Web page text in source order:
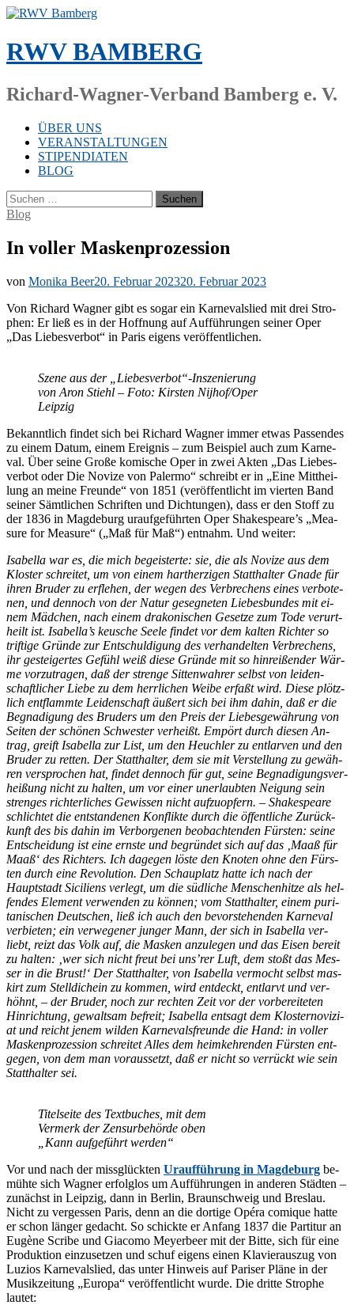
Zum
springen
RWV BAMBERG
Richard-Wagner-Verband Bamberg e. V.
ÜBER UNS
VERANSTALTUNGEN
STIPENDIATEN
BLOG
Suchen
nach:
Blog
In voller Maskenprozession
von Monika Beer20. Februar 202320. Februar 2023
Von Ri­chard Wag­ner gibt es so­gar ein Kar­ne­vals­lied mit drei Stro­
phen: Er ließ es in der Hoff­nung auf Auf­füh­run­gen sei­ner Oper
„Das Lie­bes­ver­bot“ in Pa­ris ei­gens veröffentlichen.
Sze­ne aus der „Liebesverbot“-Inszenierung
von Aron Stiehl – Foto: Kirs­ten Nijhof/​Oper
Leipzig
Be­kannt­lich fin­det sich bei Ri­chard Wag­ner im­mer et­was Pas­sen­des
zu ei­nem Da­tum, ei­nem Er­eig­nis – zum Bei­spiel auch zum Kar­ne­
val. Über sei­ne Gro­ße ko­mi­sche Oper in zwei Ak­ten „Das Lie­bes­
ver­bot oder Die No­vi­ze von Pa­ler­mo“ schreibt er in „Eine Mitt­hei­
lung an mei­ne Freun­de“ von 1851 (ver­öf­fent­licht im vier­ten Band
sei­ner Sämt­li­chen Schrif­ten und Dich­tun­gen), dass er den Stoff zu
der 1836 in Mag­de­burg ur­auf­ge­führ­ten Oper Shakespeare’s „Me­a­
su­re for Me­a­su­re“ („Maß für Maß“) ent­nahm. Und weiter:
Isa­bel­la war es, die mich be­geis­ter­te: sie, die als No­vi­ze aus dem
Klos­ter schrei­tet, um von ei­nem hart­her­zi­gen Statt­hal­ter Gna­de für
ih­ren Bru­der zu er­fle­hen, der we­gen des Ver­bre­chens ei­nes ver­bo­te­
nen, und den­noch von der Na­tur ge­seg­ne­ten Lie­bes­bun­des mit ei­
nem Mäd­chen, nach ei­nem dra­ko­ni­schen Ge­set­ze zum Tode ver­urt­
heilt ist. Isabella’s keu­sche See­le fin­det vor dem kal­ten Rich­ter so
trif­ti­ge Grün­de zur Ent­schul­di­gung des ver­han­del­ten Ver­bre­chens,
ihr ge­stei­ger­tes Ge­fühl weiß die­se Grün­de mit so hin­rei­ßen­der Wär­
me vor­zu­tra­gen, daß der stren­ge Sit­ten­wah­rer selbst von lei­den­
schaft­li­cher Lie­be zu dem herr­li­chen Wei­be er­faßt wird. Die­se plötz­
lich ent­flamm­te Lei­den­schaft äu­ßert sich bei ihm da­hin, daß er die
Be­gna­di­gung des Bru­ders um den Preis der Lie­bes­ge­wäh­rung von
Sei­ten der schö­nen Schwes­ter ver­heißt. Em­pört durch die­sen An­
trag, greift Isa­bel­la zur List, um den Heuch­ler zu ent­lar­ven und den
Bru­der zu ret­ten. Der Statt­hal­ter, dem sie mit Ver­stel­lung zu ge­wäh­
ren ver­spro­chen hat, fin­det den­noch für gut, sei­ne Be­gna­di­gungs­ver­
hei­ßung nicht zu hal­ten, um vor ei­ner un­er­laub­ten Nei­gung sein
stren­ges rich­ter­li­ches Ge­wis­sen nicht auf­zu­op­fern. – Shake­speare
schlich­tet die ent­stan­de­nen Kon­flik­te durch die öf­fent­li­che Zu­rück­
kunft des bis da­hin im Ver­bor­ge­nen be­ob­ach­ten­den Fürs­ten: sei­ne
Ent­schei­dung ist eine erns­te und be­grün­det sich auf das ‚Maaß für
Maaß‘ des Rich­ters. Ich da­ge­gen lös­te den Kno­ten ohne den Fürs­
ten durch eine Re­vo­lu­ti­on. Den Schau­platz hat­te ich nach der
Haupt­stadt Si­ci­li­ens ver­legt, um die süd­li­che Men­schen­hit­ze als hel­
fen­des Ele­ment ver­wen­den zu kön­nen; vom Statt­hal­ter, ei­nem pu­ri­
ta­ni­schen Deut­schen, ließ ich auch den be­vor­ste­hen­den Kar­ne­val
ver­bie­ten; ein ver­we­ge­ner jun­ger Mann, der sich in Isa­bel­la ver­
liebt, reizt das Volk auf, die Mas­ken an­zu­le­gen und das Ei­sen be­reit
zu hal­ten: ‚wer sich nicht freut bei uns’rer Luft, dem stoßt das Mes­
ser in die Brust!‘ Der Statt­hal­ter, von Isa­bel­la ver­mocht selbst mas­
kirt zum Stell­dich­ein zu kom­men, wird ent­deckt, ent­larvt und ver­
höhnt, – der Bru­der, noch zur rech­ten Zeit vor der vor­be­rei­te­ten
Hin­rich­tung, ge­walt­sam be­freit; Isa­bel­la ent­sagt dem Klos­ter­no­vi­zi­
at und reicht je­nem wil­den Kar­ne­vals­freun­de die Hand: in vol­ler
Mas­ken­pro­zes­si­on schrei­tet Al­les dem heim­keh­ren­den Fürs­ten ent­
ge­gen, von dem man vor­aus­setzt, daß er nicht so ver­rückt wie sein
Statt­hal­ter sei.
Ti­tel­sei­te des Text­bu­ches, mit dem
Ver­merk der Zen­sur­be­hör­de oben
„Kann auf­ge­führt werden“
Vor und nach der miss­glück­ten Ur­auf­füh­rung in Mag­de­burg be­
müh­te sich Wag­ner er­folg­los um Auf­füh­run­gen in an­de­ren Städ­ten –
zu­nächst in Leip­zig, dann in Ber­lin, Braun­schweig und Bres­lau.
Nicht zu ver­ges­sen Pa­ris, denn an die dor­ti­ge Opé­ra co­mi­que hat­te
er schon län­ger ge­dacht. So schick­te er An­fang 1837 die Par­ti­tur an
Eu­gè­ne Scri­be und Gi­a­co­mo Mey­er­beer mit der Bit­te, sich für eine
Pro­duk­ti­on ein­zu­set­zen und schuf ei­gens ei­nen Kla­vier­aus­zug von
Lu­zi­os Kar­ne­vals­lied, das un­ter Hin­weis auf Pa­ri­ser Plä­ne in der
Mu­sik­zei­tung „Eu­ro­pa“ ver­öf­fent­licht wur­de. Die drit­te Stro­phe
lautet: